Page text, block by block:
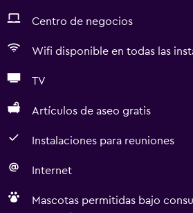
Centro de negocios
Wifi disponible en todas las
TV
Artículos de aseo gratis
Instalaciones para reuniones
Internet
Mascotas permitidas bajo